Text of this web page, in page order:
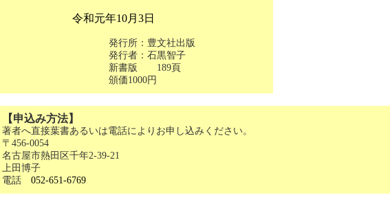
令和元年10月3日
発行所：豊文社出版
発行者：石黒智子
新書版 189頁
頒価1000円
【申込み方法】
著者へ直接葉書あるいは電話によりお申し込みください。
〒456-0054
名古屋市熱田区千年2-39-21
上田博子
電話 052‐651‐6769